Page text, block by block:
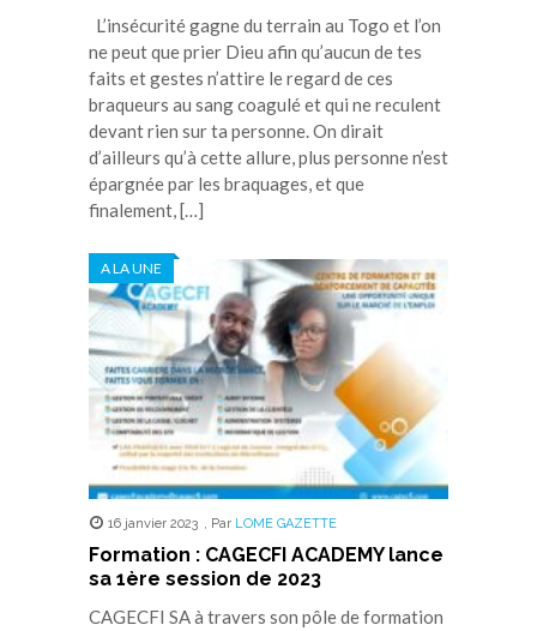
L’insécurité gagne du terrain au Togo et l’on
ne peut que prier Dieu afin qu’aucun de tes
faits et gestes n’attire le regard de ces
braqueurs au sang coagulé et qui ne reculent
devant rien sur ta personne. On dirait
d’ailleurs qu’à cette allure, plus personne n’est
épargnée par les braquages, et que
finalement, […]
A LA UNE
16 janvier 2023 , Par LOME GAZETTE
Formation : CAGECFI ACADEMY lance
sa 1ère session de 2023
CAGECFI SA à travers son pôle de formation